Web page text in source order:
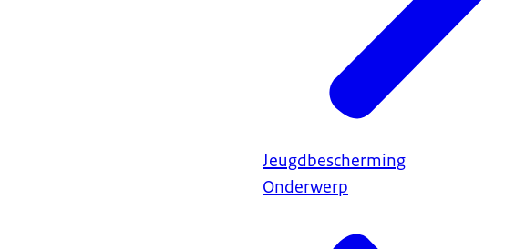
Jeugdbescherming
Onderwerp